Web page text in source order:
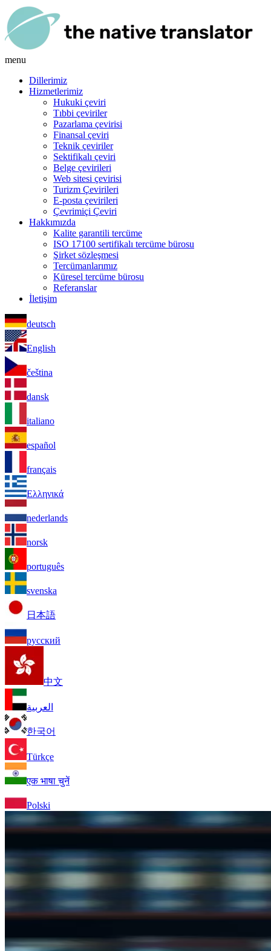
menu
Dillerimiz
Hizmetlerimiz
Hukuki çeviri
Tıbbi çeviriler
Pazarlama çevirisi
Finansal çeviri
Teknik çeviriler
Sektifikalı çeviri
Belge çevirileri
Web sitesi çevirisi
Turizm Çevirileri
E-posta çevirileri
Çevrimiçi Çeviri
Hakkımızda
Kalite garantili tercüme
ISO 17100 sertifikalı tercüme bürosu
Şirket sözleşmesi
Tercümanlarımız
Küresel tercüme bürosu
Referanslar
İletişim
deutsch
English
čeština
dansk
italiano
español
français
Ελληνικά
nederlands
norsk
português
svenska
日本語
русский
中文
العربية
한국어
Türkçe
एक भाषा चुनें
Polski